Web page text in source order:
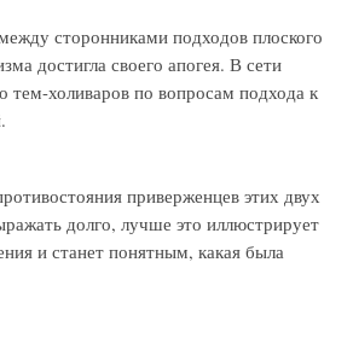
сторонниками подходов плоского
достигла своего апогея. В сети
тем-холиваров по вопросам подхода к
приверженцев этих двух
долго, лучше это иллюстрирует
и станет понятным, какая была